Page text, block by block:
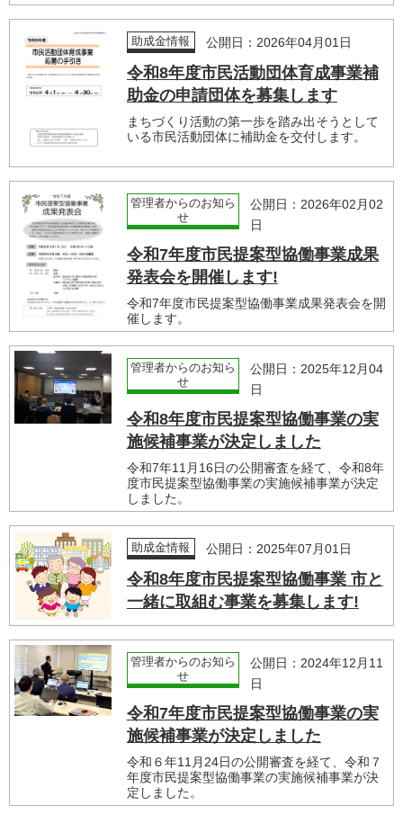
助成金情報 公開日：2026年04月01日
令和8年度市民活動団体育成事業補
助金の申請団体を募集します
まちづくり活動の第一歩を踏み出そうとして
いる市民活動団体に補助金を交付します。
管理者からのお知ら
せ
公開日：2026年02月02
日
令和7年度市民提案型協働事業成果
発表会を開催します!
令和7年度市民提案型協働事業成果発表会を開
催します。
管理者からのお知ら
せ
公開日：2025年12月04
日
令和8年度市民提案型協働事業の実
施候補事業が決定しました
令和7年11月16日の公開審査を経て、令和8年
度市民提案型協働事業の実施候補事業が決定
しました。
助成金情報 公開日：2025年07月01日
令和8年度市民提案型協働事業 市と
一緒に取組む事業を募集します!
管理者からのお知ら
せ
公開日：2024年12月11
日
令和7年度市民提案型協働事業の実
施候補事業が決定しました
令和６年11月24日の公開審査を経て、令和７
年度市民提案型協働事業の実施候補事業が決
定しました。